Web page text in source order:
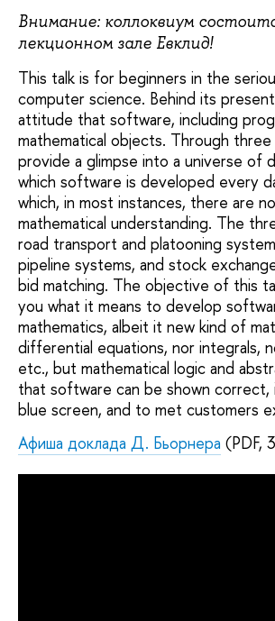
Внимание: коллоквиум
лекционном зале Евклид!
This talk is for beginners in the
computer science. Behind its
attitude that software, including
mathematical objects. Through three
provide a glimpse into a universe of
which software is developed every
which, in most instances, there are
mathematical understanding. The
road transport and platooning
pipeline systems, and stock
bid matching. The objective of this
you what it means to develop
mathematics, albeit it new kind of
differential equations, nor integrals,
etc., but mathematical logic and
that software can be shown correct,
blue screen, and to met customers
Афиша доклада Д. Бьорнера (PDF,